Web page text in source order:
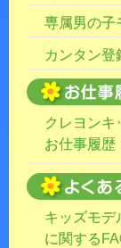
専属男の子
カンタン登
クレヨンキ
お仕事履歴
キッズモデ
に関する